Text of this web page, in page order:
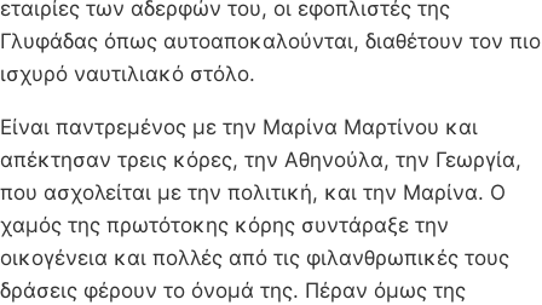
εταιρίες των αδερφών του, οι εφοπλιστές της
Γλυφάδας όπως αυτοαποκαλούνται, διαθέτουν τον πιο
ισχυρό ναυτιλιακό στόλο.
Είναι παντρεμένος με την Μαρίνα Μαρτίνου και
απέκτησαν τρεις κόρες, την Αθηνούλα, την Γεωργία,
που ασχολείται με την πολιτική, και την Μαρίνα. Ο
χαμός της πρωτότοκης κόρης συντάραξε την
οικογένεια και πολλές από τις φιλανθρωπικές τους
δράσεις φέρουν το όνομά της. Πέραν όμως της